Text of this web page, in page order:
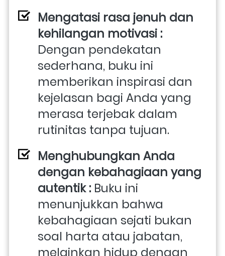
Mengatasi rasa jenuh dan
Dengan pendekatan
sederhana, buku ini
memberikan inspirasi dan
kejelasan bagi Anda yang
merasa terjebak dalam
rutinitas tanpa tujuan.
Menghubungkan Anda
dengan kebahagiaan yang
autentik : Buku ini
menunjukkan bahwa
kebahagiaan sejati bukan
soal harta atau jabatan,
melainkan hidup dengan